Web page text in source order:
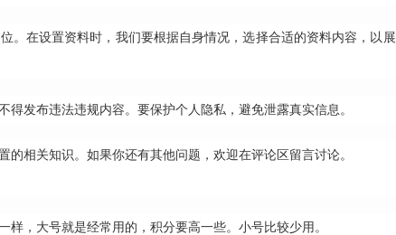
。在设置资料时，我们要根据自身情况，选择合适的资料内容，以
得发布违法违规内容。要保护个人隐私，避免泄露真实信息。
相关知识。如果你还有其他问题，欢迎在评论区留言讨论。
，大号就是经常用的，积分要高一些。小号比较少用。